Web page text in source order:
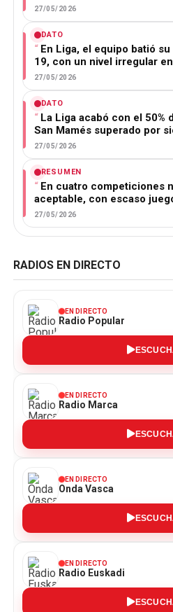
27/05/2026
DATO
En Liga, el equipo batió
19, con un nivel irregular
27/05/2026
DATO
La Liga acabó con el 50%
San Mamés superado por
27/05/2026
RESUMEN
En cuatro competiciones
aceptable, con escaso
27/05/2026
RADIOS EN DIRECTO
EN DIRECTO
Radio Popular
EN DIRECTO
Radio Marca
EN DIRECTO
Onda Vasca
EN DIRECTO
Radio Euskadi